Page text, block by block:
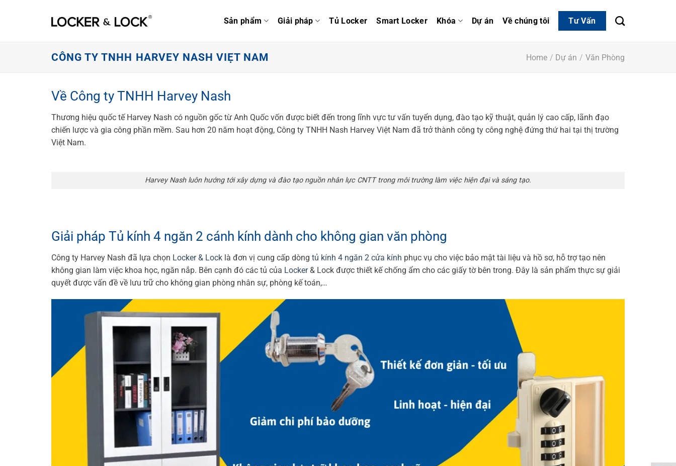
Sản phẩm Giải pháp Tủ Locker Smart Locker Khóa Dự án Về chúng tôi Tư Vấn
CÔNG TY TNHH HARVEY NASH VIẸT NAM Home / Dự án / Văn Phòng
Về Công ty TNHH Harvey Nash
Thương hiệu quốc tế Harvey Nash có nguồn gốc từ Anh Quốc vốn được biết đến trong lĩnh vực tư vấn tuyển dụng, đào tạo kỹ thuật, quản lý cao cấp, lãnh đạo
chiến lược và gia công phần mềm. Sau hơn 20 năm hoạt động, Công ty TNHH Nash Harvey Việt Nam đã trở thành công ty công nghệ đứng thứ hai tại thị trường
Việt Nam.
Harvey Nash luôn hướng tới xây dựng và đào tạo nguồn nhân lực CNTT trong môi trường làm việc hiện đại và sáng tạo.
Giải pháp Tủ kính 4 ngăn 2 cánh kính dành cho không gian văn phòng
Công ty Harvey Nash đã lựa chọn Locker & Lock là đơn vị cung cấp dòng tủ kính 4 ngăn 2 cửa kính phục vụ cho việc bảo mật tài liệu và hồ sơ, hỗ trợ tạo nên
không gian làm việc khoa học, ngăn nắp. Bên cạnh đó các tủ của Locker& Lock được thiết kế chống ẩm cho các giấy tờ bên trong. Đây là sản phẩm thực sự giải
quyết được vấn đề về lưu trữ cho không gian phòng nhân sự, phòng kế toán,…